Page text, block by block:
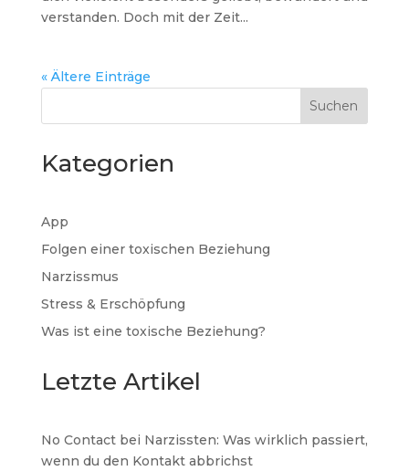
verstanden. Doch mit der Zeit...
« Ältere Einträge
Suchen
Kategorien
App
Folgen einer toxischen Beziehung
Narzissmus
Stress & Erschöpfung
Was ist eine toxische Beziehung?
Letzte Artikel
No Contact bei Narzissten: Was wirklich passiert,
wenn du den Kontakt abbrichst